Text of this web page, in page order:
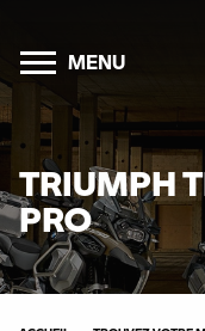
MENU
TRIUMPH
PRO